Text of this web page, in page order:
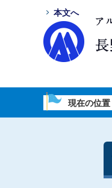
本文へ
現在の位置